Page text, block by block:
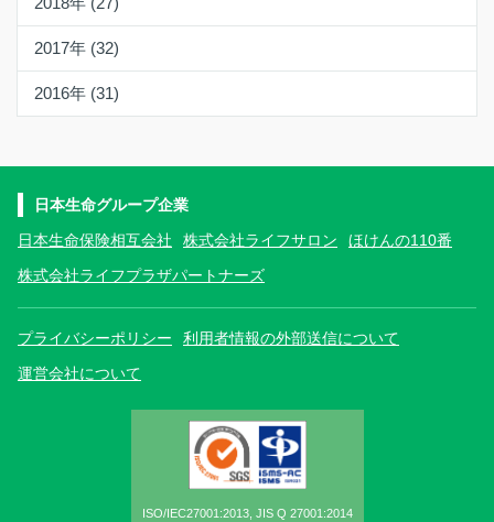
2017年 (32)
2016年 (31)
日本生命グループ企業
日本生命保険相互会社
株式会社ライフサロン
ほけんの110番
株式会社ライフプラザパートナーズ
プライバシーポリシー
利用者情報の外部送信について
運営会社について
ISO/IEC27001:2013, JIS Q 27001:2014